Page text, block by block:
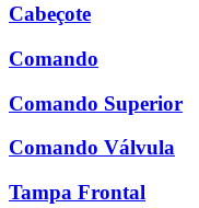
Cabeçote
Comando
Comando Superior
Comando Válvula
Tampa Frontal